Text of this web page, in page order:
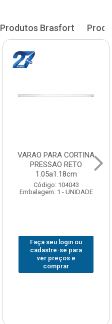
Produtos Brasfort
VARAO PARA CORTINA
PRESSAO RETO
1.05a1.18cm
Código: 104043
Embalagem: 1 - UNIDADE
Faça seu login ou
cadastre-se para
ver preços e
comprar